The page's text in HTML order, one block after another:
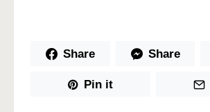
Share Share
Pin it